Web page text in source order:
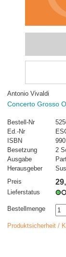
Antonio Vivaldi
Concerto Grosso
Bestell-Nr
Ed.-Nr
ISBN
Besetzung
2
Ausgabe
Herausgeber
Preis
Lieferstatus
Bestellmenge
Produktsicherheit /